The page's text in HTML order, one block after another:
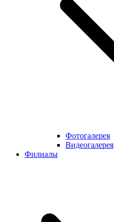
Фотогалерея
Видеогалерея
Филиалы